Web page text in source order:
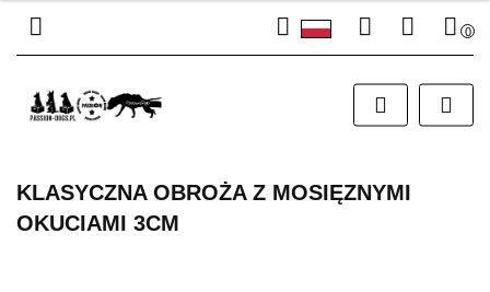
PLN
EUR
Zaloguj się
Załóż konto
Zgody cookies
0
KLASYCZNA OBROŻA Z MOSIĘZNYMI
OKUCIAMI 3CM